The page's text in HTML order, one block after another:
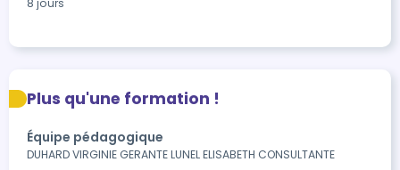
8 jours
Plus qu'une formation !
Équipe pédagogique
DUHARD VIRGINIE GERANTE LUNEL ELISABETH CONSULTANTE